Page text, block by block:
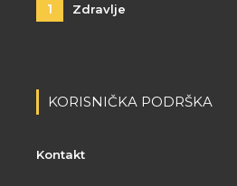
1 Zdravlje
KORISNIČKA PODRŠKA
Kontakt